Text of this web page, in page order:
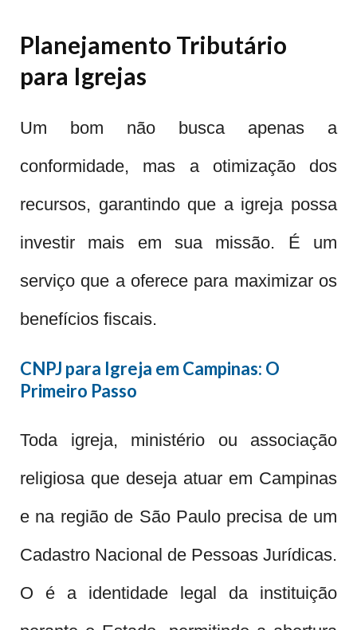
Planejamento Tributário
para Igrejas
Um bom não busca apenas a
conformidade, mas a otimização dos
recursos, garantindo que a igreja possa
investir mais em sua missão. É um
serviço que a oferece para maximizar os
benefícios fiscais.
CNPJ para Igreja em Campinas: O
Primeiro Passo
Toda igreja, ministério ou associação
religiosa que deseja atuar em Campinas
e na região de São Paulo precisa de um
Cadastro Nacional de Pessoas Jurídicas.
O é a identidade legal da instituição